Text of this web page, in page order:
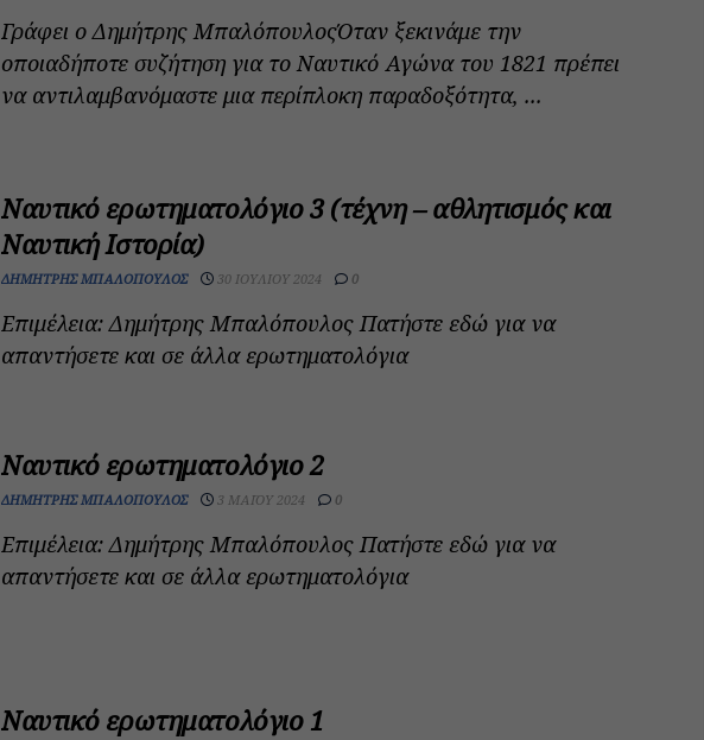
Γράφει ο Δημήτρης ΜπαλόπουλοςΌταν ξεκινάμε την
οποιαδήποτε συζήτηση για το Ναυτικό Αγώνα του 1821 πρέπει
να αντιλαμβανόμαστε μια περίπλοκη παραδοξότητα, ...
Ναυτικό ερωτηματολόγιο 3 (τέχνη – αθλητισμός και
Ναυτική Ιστορία)
ΔΗΜΉΤΡΗΣ ΜΠΑΛΌΠΟΥΛΟΣ 30 ΙΟΥΛΊΟΥ 2024 0
Επιμέλεια: Δημήτρης Μπαλόπουλος Πατήστε εδώ για να
απαντήσετε και σε άλλα ερωτηματολόγια
Ναυτικό ερωτηματολόγιο 2
ΔΗΜΉΤΡΗΣ ΜΠΑΛΌΠΟΥΛΟΣ 3 ΜΑΪ́ΟΥ 2024 0
Επιμέλεια: Δημήτρης Μπαλόπουλος Πατήστε εδώ για να
απαντήσετε και σε άλλα ερωτηματολόγια
Ναυτικό ερωτηματολόγιο 1